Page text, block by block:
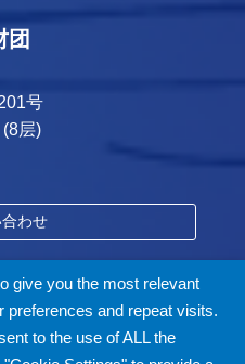
团
号
(8层)
わせ
ポリシー
give you the most relevant
preferences and repeat visits.
to the use of ALL the